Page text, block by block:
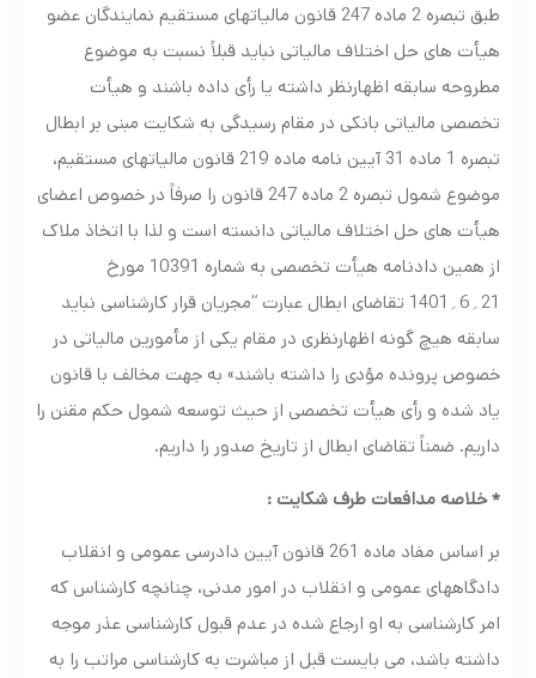
طبق تبصره 2 ماده 247 قانون مالیاتهای مستقیم نمایندگان عضو
هیأت های حل اختلاف مالیاتی نباید قبلاً نسبت به موضوع
مطروحه سابقه اظهارنظر داشته یا رأی داده باشند و هیأت
تخصصی مالیاتی بانکی در مقام رسیدگی به شکایت مبنی بر ابطال
تبصره 1 ماده 31 آیین نامه ماده 219 قانون مالیاتهای مستقیم،
موضوع شمول تبصره 2 ماده 247 قانون را صرفاً در خصوص اعضای
هیأت های حل اختلاف مالیاتی دانسته است و لذا با اتخاذ ملاک
از همین دادنامه هیأت تخصصی به شماره 10391 مورخ
21؍6؍1401 تقاضای ابطال عبارت “مجریان قرار کارشناسی نباید
سابقه هیچ گونه اظهارنظری در مقام یکی از مأمورین مالیاتی در
خصوص پرونده مؤدی را داشته باشند» به جهت مخالف با قانون
یاد شده و رأی هیأت تخصصی از حیث توسعه شمول حکم مقنن را
داریم. ضمناً تقاضای ابطال از تاریخ صدور را داریم.
* خلاصه مدافعات طرف شکایت :
بر اساس مفاد ماده 261 قانون آیین دادرسی عمومی و انقلاب
دادگاههای عمومی و انقلاب در امور مدنی، چنانچه کارشناس که
امر کارشناسی به او ارجاع شده در عدم قبول کارشناسی عذر موجه
داشته باشد، می بایست قبل از مباشرت به کارشناسی مراتب را به